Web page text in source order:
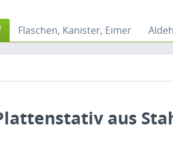
Flaschen, Kanister, Eimer
aus